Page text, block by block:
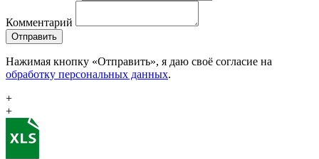
Комментарий
Отправить
Нажимая кнопку «Отправить», я даю своё согласие на
обработку персональных данных.
+
+